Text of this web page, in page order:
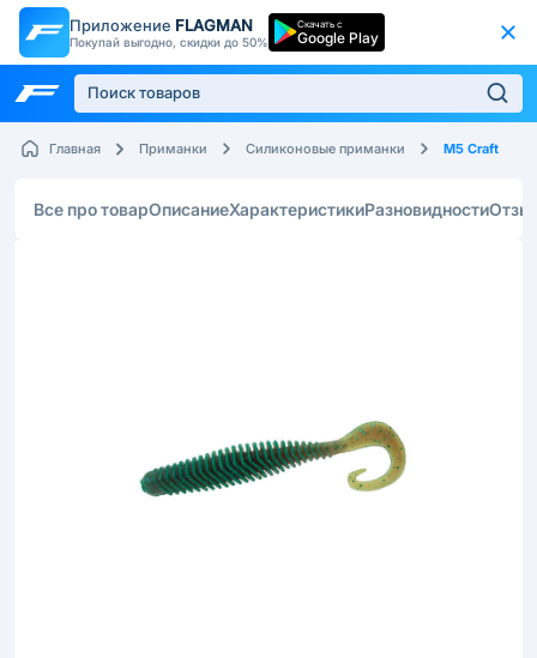
Приложение FLAGMAN
Покупай выгодно, скидки до 50%
Скачать с
Google Play
Главная Приманки Силиконовые приманки M5 Craft
Все про товарОписаниеХарактеристикиРазновидности